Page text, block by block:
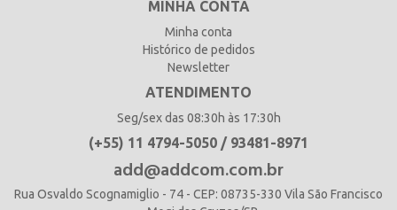
MINHA CONTA
Minha conta
Histórico de pedidos
Newsletter
ATENDIMENTO
Seg/sex das 08:30h às 17:30h
(+55) 11 4794-5050 / 93481-8971
add@addcom.com.br
Rua Osvaldo Scognamiglio - 74 - CEP: 08735-330 Vila São Francisco